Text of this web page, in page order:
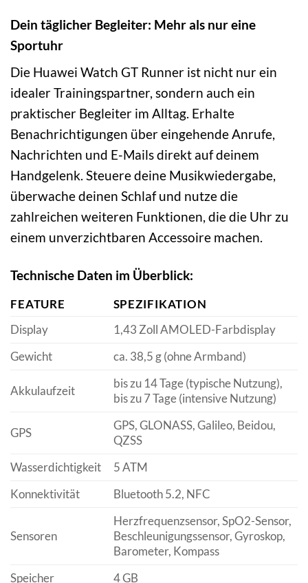
Dein täglicher Begleiter: Mehr als nur eine
Sportuhr
Die Huawei Watch GT Runner ist nicht nur ein
idealer Trainingspartner, sondern auch ein
praktischer Begleiter im Alltag. Erhalte
Benachrichtigungen über eingehende Anrufe,
Nachrichten und E-Mails direkt auf deinem
Handgelenk. Steuere deine Musikwiedergabe,
überwache deinen Schlaf und nutze die
zahlreichen weiteren Funktionen, die die Uhr zu
einem unverzichtbaren Accessoire machen.
Technische Daten im Überblick:
FEATURE
SPEZIFIKATION
Display
1,43 Zoll AMOLED-Farbdisplay
Gewicht
ca. 38,5 g (ohne Armband)
Akkulaufzeit
bis zu 14 Tage (typische Nutzung),
bis zu 7 Tage (intensive Nutzung)
GPS
GPS, GLONASS, Galileo, Beidou,
QZSS
Wasserdichtigkeit
5 ATM
Konnektivität
Bluetooth 5.2, NFC
Sensoren
Herzfrequenzsensor, SpO2-Sensor,
Beschleunigungssensor, Gyroskop,
Barometer, Kompass
Speicher
4 GB